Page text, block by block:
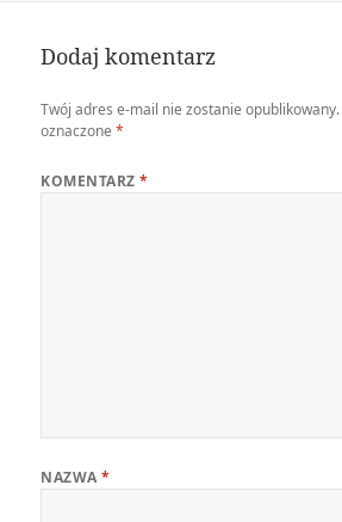
Dodaj komentarz
Twój adres e-mail nie zostanie opublikowany.
oznaczone*
KOMENTARZ*
NAZWA*